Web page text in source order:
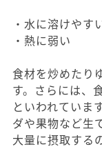
・水に溶けやす
・熱に弱い
食材を炒めたり
す。さらには、
といわれていま
ダや果物など生
大量に摂取する